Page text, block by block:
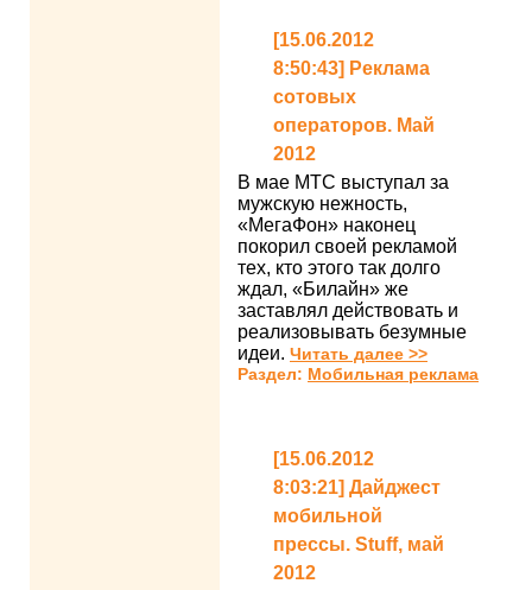
[15.06.2012
8:50:43] Реклама
сотовых
операторов. Май
2012
В мае МТС выступал за
мужскую нежность,
«МегаФон» наконец
покорил своей рекламой
тех, кто этого так долго
ждал, «Билайн» же
заставлял действовать и
реализовывать безумные
идеи. Читать далее >>
Раздел: Мобильная реклама
[15.06.2012
8:03:21] Дайджест
мобильной
прессы. Stuff, май
2012